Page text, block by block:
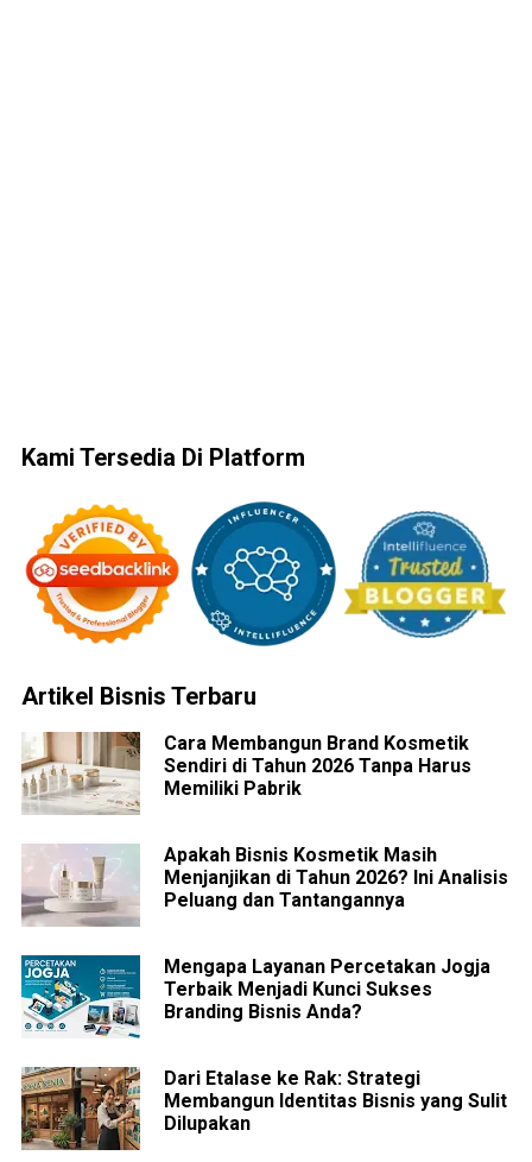
Kami Tersedia Di Platform
Artikel Bisnis Terbaru
Cara Membangun Brand Kosmetik
Sendiri di Tahun 2026 Tanpa Harus
Memiliki Pabrik
Apakah Bisnis Kosmetik Masih
Menjanjikan di Tahun 2026? Ini Analisis
Peluang dan Tantangannya
Mengapa Layanan Percetakan Jogja
Terbaik Menjadi Kunci Sukses
Branding Bisnis Anda?
Dari Etalase ke Rak: Strategi
Membangun Identitas Bisnis yang Sulit
Dilupakan